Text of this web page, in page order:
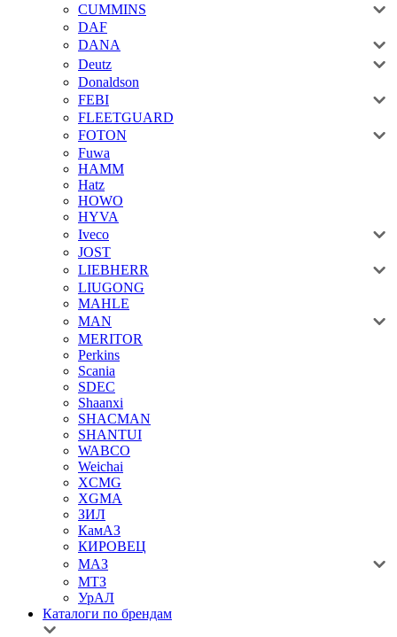
CUMMINS
DAF
DANA
Deutz
Donaldson
FEBI
FLEETGUARD
FOTON
Fuwa
HAMM
Hatz
HOWO
HYVA
Iveco
JOST
LIEBHERR
LIUGONG
MAHLE
MAN
MERITOR
Perkins
Scania
SDEC
Shaanxi
SHACMAN
SHANTUI
WABCO
Weichai
XCMG
XGMA
ЗИЛ
КамАЗ
КИРОВЕЦ
МАЗ
МТЗ
УрАЛ
Каталоги по брендам